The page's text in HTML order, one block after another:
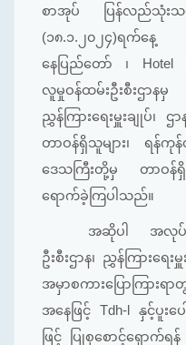
စာအုပ် ပြန်လည်သုံးသ
(၁၈.၁.၂၀၂၄)ရက်န
နေပြည်တော် ၊ Hotel
လူမှုဝန်ထမ်းဦးစီးဌာန
ညွှန်ကြားရေးမှူးချုပ်၊ ဌာ
တာဝန်ရှိသူများ၊ ရန်ကုန်
ဒေသကြီးတို့မှ တာဝန်ရှိ
ရောက်ခဲ့ကြပါသည်။
အဆိုပါ အလုပ်
ဦးစီးဌာန၊ ညွှန်ကြားရေ
အမှာစကားပြောကြာ
အနေဖြင့် Tdh-l နှင့်ပူးပ
ဖြင့် ပြုစုစောင့်ရှောက်